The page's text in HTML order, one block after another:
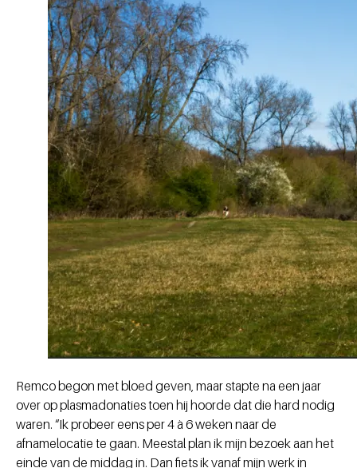
Remco begon met bloed geven, maar stapte na een jaar
over op plasmadonaties toen hij hoorde dat die hard nodig
waren. “Ik probeer eens per 4 à 6 weken naar de
afnamelocatie te gaan. Meestal plan ik mijn bezoek aan het
einde van de middag in. Dan fiets ik vanaf mijn werk in